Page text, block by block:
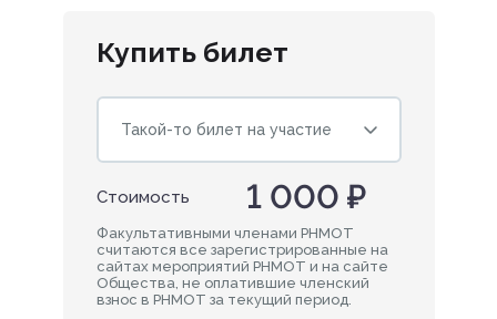
Купить билет
Такой-то билет на участие
Стоимость 1 000 ₽
Факультативными членами РНМОТ
считаются все зарегистрированные на
сайтах мероприятий РНМОТ и на сайте
Общества, не оплатившие членский
взнос в РНМОТ за текущий период.